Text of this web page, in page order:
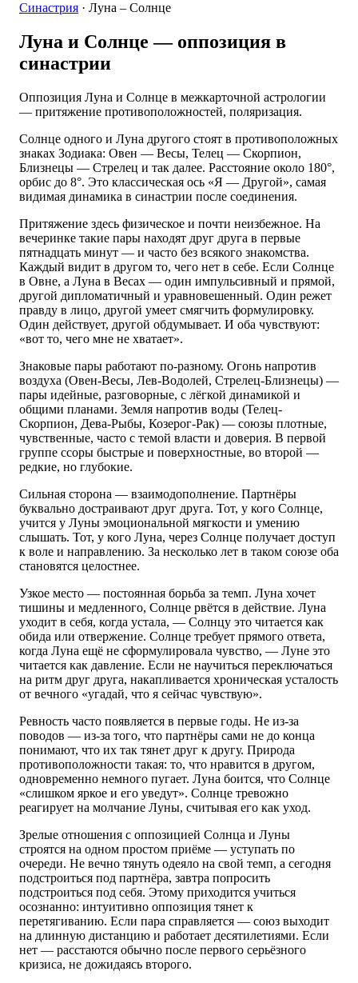
Синастрия · Луна – Солнце
Луна и Солнце — оппозиция в
синастрии
Оппозиция Луна и Солнце в межкарточной астрологии
— притяжение противоположностей, поляризация.
Солнце одного и Луна другого стоят в противоположных
знаках Зодиака: Овен — Весы, Телец — Скорпион,
Близнецы — Стрелец и так далее. Расстояние около 180°,
орбис до 8°. Это классическая ось «Я — Другой», самая
видимая динамика в синастрии после соединения.
Притяжение здесь физическое и почти неизбежное. На
вечеринке такие пары находят друг друга в первые
пятнадцать минут — и часто без всякого знакомства.
Каждый видит в другом то, чего нет в себе. Если Солнце
в Овне, а Луна в Весах — один импульсивный и прямой,
другой дипломатичный и уравновешенный. Один режет
правду в лицо, другой умеет смягчить формулировку.
Один действует, другой обдумывает. И оба чувствуют:
«вот то, чего мне не хватает».
Знаковые пары работают по-разному. Огонь напротив
воздуха (Овен-Весы, Лев-Водолей, Стрелец-Близнецы) —
пары идейные, разговорные, с лёгкой динамикой и
общими планами. Земля напротив воды (Телец-
Скорпион, Дева-Рыбы, Козерог-Рак) — союзы плотные,
чувственные, часто с темой власти и доверия. В первой
группе ссоры быстрые и поверхностные, во второй —
редкие, но глубокие.
Сильная сторона — взаимодополнение. Партнёры
буквально достраивают друг друга. Тот, у кого Солнце,
учится у Луны эмоциональной мягкости и умению
слышать. Тот, у кого Луна, через Солнце получает доступ
к воле и направлению. За несколько лет в таком союзе оба
становятся целостнее.
Узкое место — постоянная борьба за темп. Луна хочет
тишины и медленного, Солнце рвётся в действие. Луна
уходит в себя, когда устала, — Солнцу это читается как
обида или отвержение. Солнце требует прямого ответа,
когда Луна ещё не сформулировала чувство, — Луне это
читается как давление. Если не научиться переключаться
на ритм друг друга, накапливается хроническая усталость
от вечного «угадай, что я сейчас чувствую».
Ревность часто появляется в первые годы. Не из-за
поводов — из-за того, что партнёры сами не до конца
понимают, что их так тянет друг к другу. Природа
противоположности такая: то, что нравится в другом,
одновременно немного пугает. Луна боится, что Солнце
«слишком яркое и его уведут». Солнце тревожно
реагирует на молчание Луны, считывая его как уход.
Зрелые отношения с оппозицией Солнца и Луны
строятся на одном простом приёме — уступать по
очереди. Не вечно тянуть одеяло на свой темп, а сегодня
подстроиться под партнёра, завтра попросить
подстроиться под себя. Этому приходится учиться
осознанно: интуитивно оппозиция тянет к
перетягиванию. Если пара справляется — союз выходит
на длинную дистанцию и работает десятилетиями. Если
нет — расстаются обычно после первого серьёзного
кризиса, не дожидаясь второго.